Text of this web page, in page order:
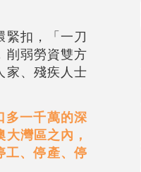
緊扣，「一刀
削弱勞資雙方
家、殘疾人士
多一千萬的深
灣區之內，
工、停產、停